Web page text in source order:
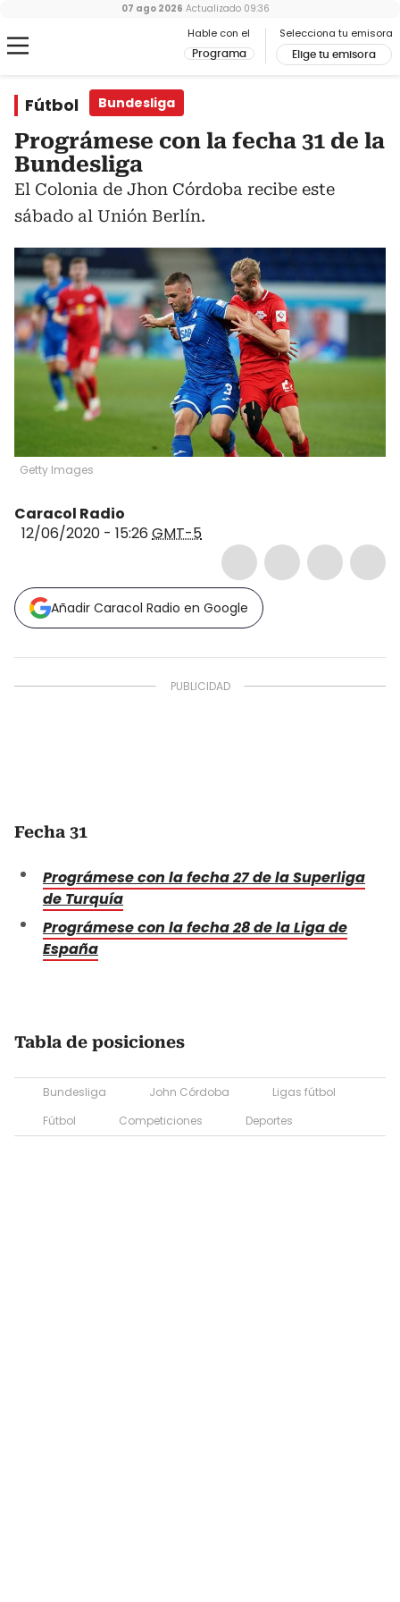
Hable con el
Programa
Selecciona tu emisora
Elige tu emisora
07 ago 2026 Actualizado 09:36
Fútbol Bundesliga
Prográmese con la fecha 31 de la
Bundesliga
El Colonia de Jhon Córdoba recibe este
sábado al Unión Berlín.
Getty Images
Caracol Radio
12/06/2020 - 15:26 GMT-5
Añadir Caracol Radio en Google
Fecha 31
Prográmese con la fecha 27 de la Superliga
de Turquía
Prográmese con la fecha 28 de la Liga de
España
Tabla de posiciones
Bundesliga John Córdoba
Ligas fútbol
Fútbol
Competiciones Deportes